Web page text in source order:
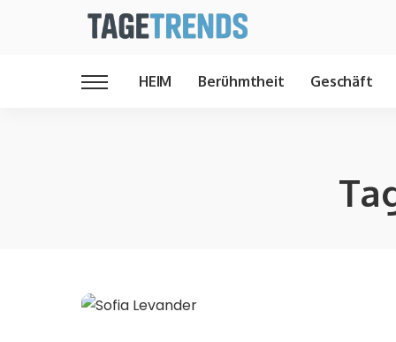
HEIM Berühmtheit Geschäft